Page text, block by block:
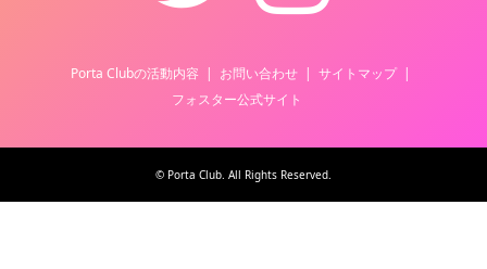
Porta Clubの活動内容 お問い合わせ
サイトマップ
フォスター公式サイト
© Porta Club . All Rights Reserved.